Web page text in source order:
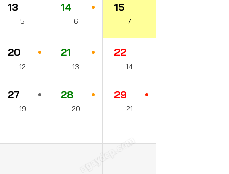
13
5
14
6
15
7
20
12
21
13
22
14
27
19
28
20
29
21
ngaydep.com